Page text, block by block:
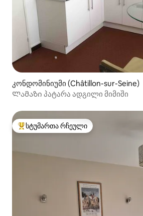
კონდომინიუმი (Châtillon-sur-Seine)
Ლამაზი პატარა ადგილი მიმიში
სტუმართა რჩეული მოწინავე ვარიანტი
სტუმართა რჩეული